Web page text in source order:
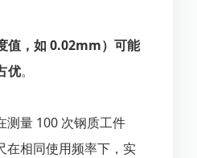
值，如 0.02mm）可能
优。
测量 100 次钢质工件
在相同使用频率下，实